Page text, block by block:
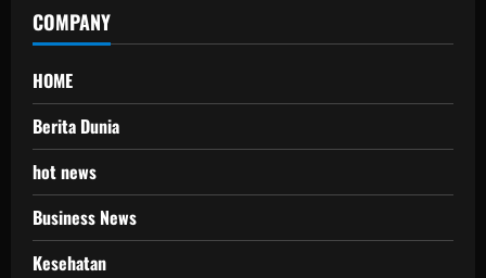
COMPANY
HOME
Berita Dunia
hot news
Business News
Kesehatan